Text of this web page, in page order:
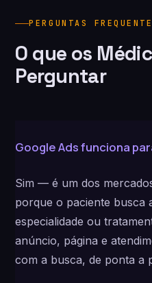
PERGUNTAS
O que os
Perguntar
Google Ads funciona
Sim — é um dos
porque o paciente busca
especialidade ou
anúncio, página e
com a busca, de ponta a